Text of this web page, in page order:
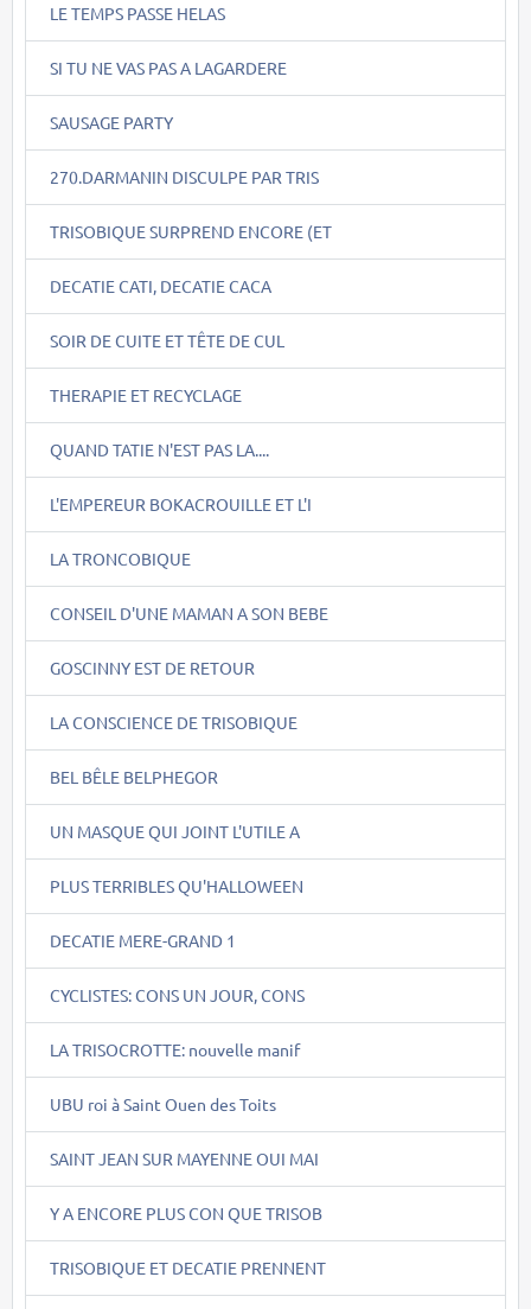
LE TEMPS PASSE HELAS
SI TU NE VAS PAS A LAGARDERE
SAUSAGE PARTY
270.DARMANIN DISCULPE PAR TRIS
TRISOBIQUE SURPREND ENCORE (ET
DECATIE CATI, DECATIE CACA
SOIR DE CUITE ET TÊTE DE CUL
THERAPIE ET RECYCLAGE
QUAND TATIE N'EST PAS LA....
L'EMPEREUR BOKACROUILLE ET L'I
LA TRONCOBIQUE
CONSEIL D'UNE MAMAN A SON BEBE
GOSCINNY EST DE RETOUR
LA CONSCIENCE DE TRISOBIQUE
BEL BÊLE BELPHEGOR
UN MASQUE QUI JOINT L'UTILE A
PLUS TERRIBLES QU'HALLOWEEN
DECATIE MERE-GRAND 1
CYCLISTES: CONS UN JOUR, CONS
LA TRISOCROTTE: nouvelle manif
UBU roi à Saint Ouen des Toits
SAINT JEAN SUR MAYENNE OUI MAI
Y A ENCORE PLUS CON QUE TRISOB
TRISOBIQUE ET DECATIE PRENNENT